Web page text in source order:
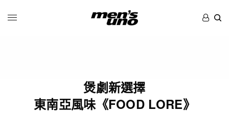
煲劇新選擇
東南亞風味《FOOD LORE》